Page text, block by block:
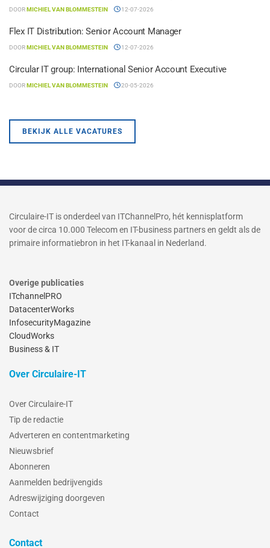
DOORMICHIEL VAN BLOMMESTEIN 12-07-2026
Flex IT Distribution: Senior Account Manager
DOORMICHIEL VAN BLOMMESTEIN 12-07-2026
Circular IT group: International Senior Account Executive
DOORMICHIEL VAN BLOMMESTEIN 20-05-2026
BEKIJK ALLE VACATURES
Circulaire-IT is onderdeel van ITChannelPro, hét kennisplatform
voor de circa 10.000 Telecom en IT-business partners en geldt als de
primaire informatiebron in het IT-kanaal in Nederland.
Overige publicaties
ITchannelPRO
DatacenterWorks
InfosecurityMagazine
CloudWorks
Business & IT
Over Circulaire-IT
Over Circulaire-IT
Tip de redactie
Adverteren en contentmarketing
Nieuwsbrief
Abonneren
Aanmelden bedrijvengids
Adreswijziging doorgeven
Contact
Contact